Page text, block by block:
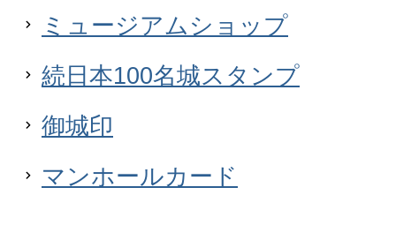
ミュージアムショップ
続日本100名城スタンプ
御城印
マンホールカード